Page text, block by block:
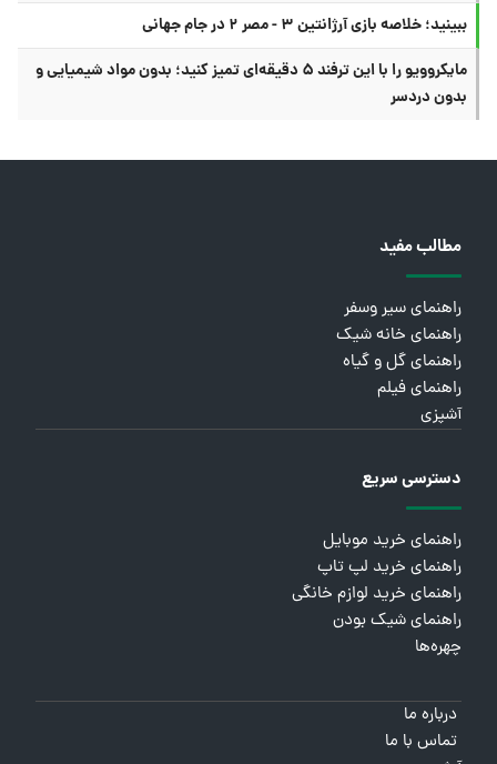
ببینید؛ خلاصه بازی آرژانتین ۳ - مصر ۲ در جام جهانی
مایکروویو را با این ترفند ۵ دقیقه‌ای تمیز کنید؛ بدون مواد شیمیایی و
بدون دردسر
مطالب مفید
راهنمای سیر وسفر
راهنمای خانه شیک
راهنمای گل و گیاه
راهنمای فیلم
آشپزی
دسترسی سریع
راهنمای خرید موبایل
راهنمای خرید لپ تاپ
راهنمای خرید لوازم خانگی
راهنمای شیک بودن
چهره‌ها
درباره ما
تماس با ما